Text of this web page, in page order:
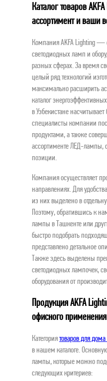
Каталог товаров
ассортимент и ваши
Компания AKFA Lighting —
светодиодных ламп и
разных сферах. За время
целый ряд технологий
максимально расширить
каталог
в Узбекистане
специалисты компании
продуктами, а также
ассортименте ЛЕД-лампы,
позиции.
Компания осуществляет
направлениях. Для
из них выделено в
Поэтому, обратившись к
лампы в Ташкенте или
быстро подобрать
представлено детальное
Также здесь выделены
светодиодных лампочек,
оборудования от
Продукция AKFA
офисного применения
Категориятоваров для
в нашем каталоге.
лампы, которые можно
следующих критериев: